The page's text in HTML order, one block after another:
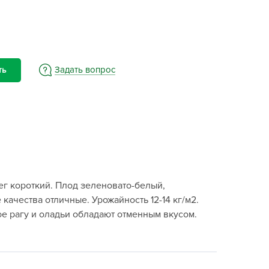
Forte
Dacha Group
Boom
Задать вопрос
короткий. Плод зеленовато-белый,
отличные. Урожайность 12-14 кг/м2.
рагу и оладьи обладают отменным вкусом.